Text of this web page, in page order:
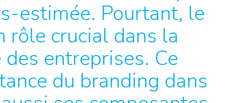
estimée. Pourtant, le
rôle crucial dans la
entreprises. Ce
du branding dans